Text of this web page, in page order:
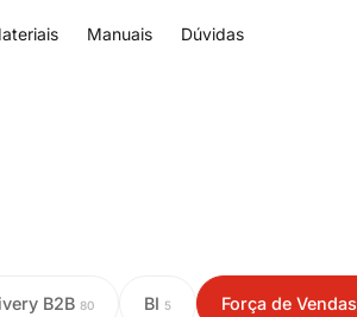
Manuais Dúvidas
B2B 80 BI 5 Força de Vendas